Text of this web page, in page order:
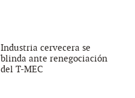
Industria cervecera se
blinda ante renegociación
del T-MEC